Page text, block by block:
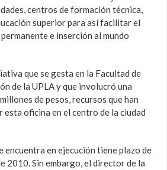
centros de formación técnica,
superior para así facilitar el
e inserción al mundo
que se gesta en la Facultad de
de la UPLA y que involucró una
de pesos, recursos que han
oficina en el centro de la ciudad
encuentra en ejecución tiene plazo de
2010. Sin embargo, el director de la